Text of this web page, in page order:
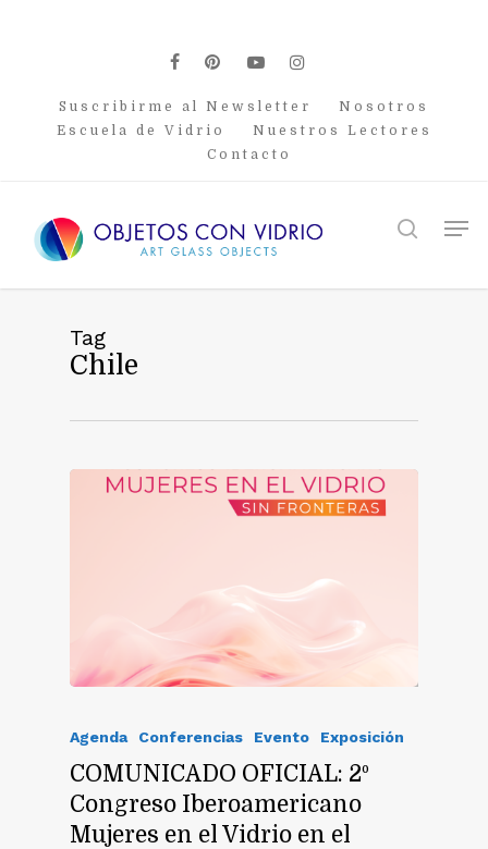
facebook
pinterest
youtubeinstagram
Suscribirme al Newsletter
Nosotros
Escuela de Vidrio
Nuestros Lectores
Contacto
search
Tag
Chile
Agenda Conferencias Evento Exposición
COMUNICADO OFICIAL: 2º
Congreso Iberoamericano
Mujeres en el Vidrio en el